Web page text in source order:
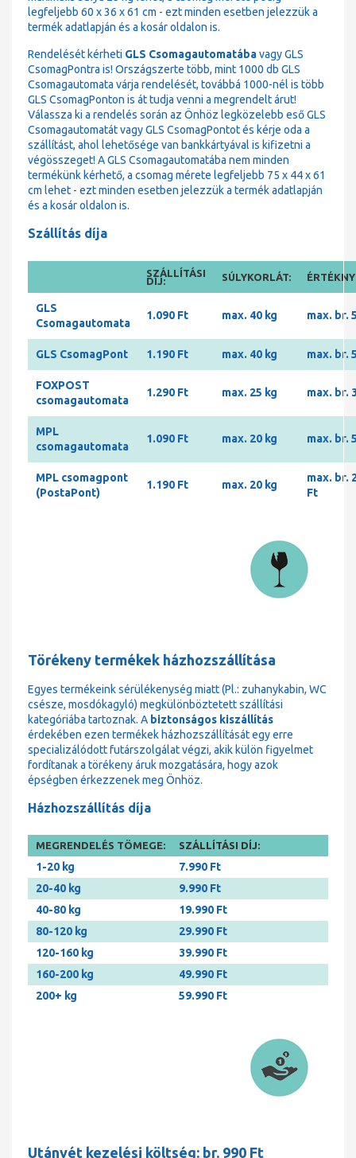
legfeljebb 60 x 36 x 61 cm - ezt minden esetben jelezzük a
termék adatlapján és a kosár oldalon is.
Rendelését kérheti GLS Csomagautomatábavagy GLS
CsomagPontra is! Országszerte több, mint 1000 db GLS
Csomagautomata várja rendelését, továbbá 1000-nél is több
GLS CsomagPonton is át tudja venni a megrendelt árut!
Válassza ki a rendelés során az Önhöz legközelebb eső GLS
Csomagautomatát vagy GLS CsomagPontot és kérje oda a
szállítást, ahol lehetősége van bankkártyával is kifizetni a
végösszeget! A GLS Csomagautomatába nem minden
termékünk kérhető, a csomag mérete legfeljebb 75 x 44 x 61
cm lehet - ezt minden esetben jelezzük a termék adatlapján
és a kosár oldalon is.
Szállítás díja
SZÁLLÍTÁSI
DÍJ: SÚLYKORLÁT:
GLS
Csomagautomata
1.090 Ft max. 40 kg max. br.
GLS CsomagPont 1.190 Ft max. 40 kg max. br.
FOXPOST
csomagautomata
1.290 Ft max. 25 kg max. br.
MPL
csomagautomata
1.090 Ft max. 20 kg max. br.
MPL csomagpont
(PostaPont)
1.190 Ft max. 20 kg
max. br.
Ft
Törékeny termékek házhozszállítása
Egyes termékeink sérülékenység miatt (Pl.: zuhanykabin, WC
csésze, mosdókagyló) megkülönböztetett szállítási
kategóriába tartoznak. A biztonságos kiszállítás
érdekében ezen termékek házhozszállítását egy erre
specializálódott futárszolgálat végzi, akik külön figyelmet
fordítanak a törékeny áruk mozgatására, hogy azok
épségben érkezzenek meg Önhöz.
Házhozszállítás díja
MEGRENDELÉS TÖMEGE: SZÁLLÍTÁSI DÍJ:
1-20 kg
7.990 Ft
20-40 kg
9.990 Ft
40-80 kg
19.990 Ft
80-120 kg
29.990 Ft
120-160 kg
39.990 Ft
160-200 kg
49.990 Ft
200+ kg
59.990 Ft
Utánvét kezelési költség: br. 990 Ft